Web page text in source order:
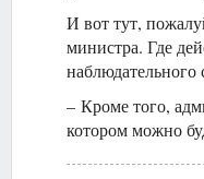
И вот тут,
министра. Где
– Кроме того,
котором можно